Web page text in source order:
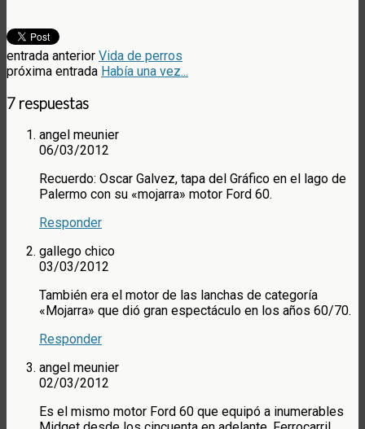
entrada anterior Vida de perros
próxima entrada Había una vez...
7 respuestas
angel meunier
06/03/2012
Recuerdo: Oscar Galvez, tapa del Gráfico en el lago de
Palermo con su «mojarra» motor Ford 60.
Responder
gallego chico
03/03/2012
También era el motor de las lanchas de categoría
«Mojarra» que dió gran espectáculo en los años 60/70.
Responder
angel meunier
02/03/2012
Es el mismo motor Ford 60 que equipó a inumerables